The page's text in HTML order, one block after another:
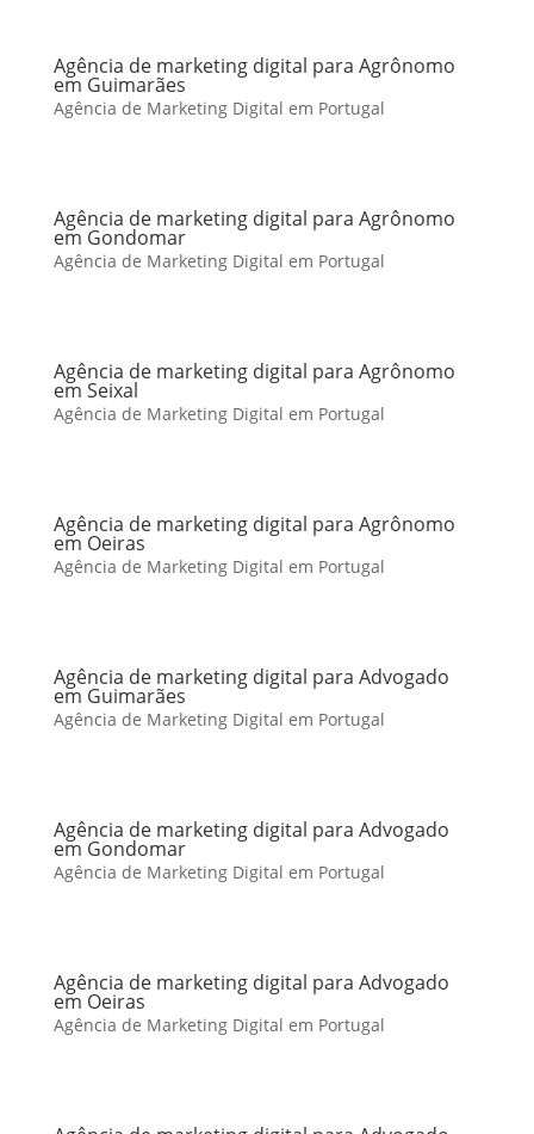
Agência de marketing digital para Agrônomo
em Guimarães
Agência de Marketing Digital em Portugal
Agência de marketing digital para Agrônomo
em Gondomar
Agência de Marketing Digital em Portugal
Agência de marketing digital para Agrônomo
em Seixal
Agência de Marketing Digital em Portugal
Agência de marketing digital para Agrônomo
em Oeiras
Agência de Marketing Digital em Portugal
Agência de marketing digital para Advogado
em Guimarães
Agência de Marketing Digital em Portugal
Agência de marketing digital para Advogado
em Gondomar
Agência de Marketing Digital em Portugal
Agência de marketing digital para Advogado
em Oeiras
Agência de Marketing Digital em Portugal